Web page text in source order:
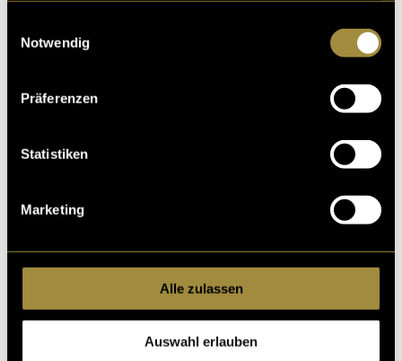
Notwendig
Präferenzen
Statistiken
Marketing
Alle zulassen
Auswahl erlauben
Next Steps
Wir freuen uns selbst bereits darauf, die finalen
Karten nach dem Druck in den Händen zu halten und
unser grosses Projekt finalisiert zu sehen. Bis dahin
den Karten an, und natürlich dann noch die